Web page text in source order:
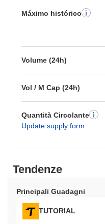
Máximo histórico
Volume (24h)
Vol / M Cap (24h)
Quantità Circolante
Update supply form
Tendenze
Principali Guadagni
TUTORIAL